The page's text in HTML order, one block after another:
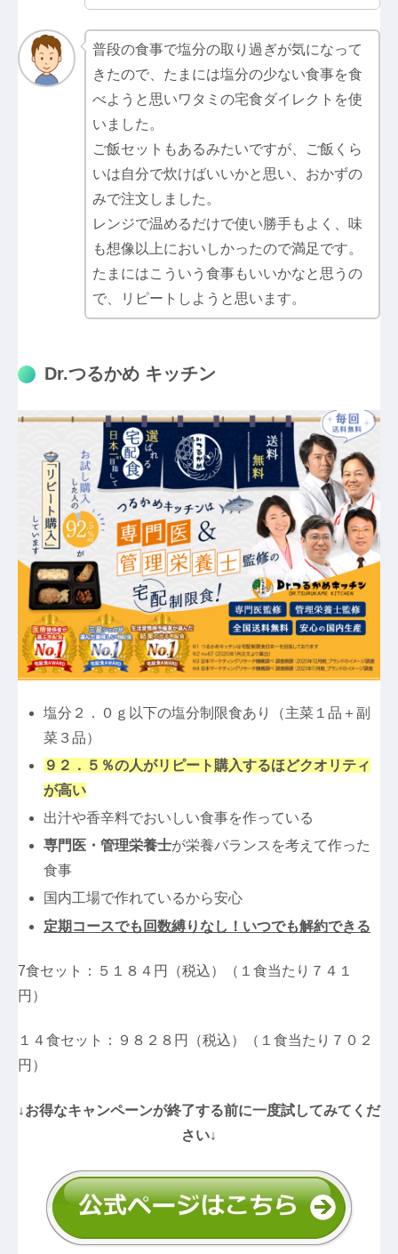
普段の食事で塩分の取り過ぎが気になって
きたので、たまには塩分の少ない食事を食
べようと思いワタミの宅食ダイレクトを使
いました。
ご飯セットもあるみたいですが、ご飯くら
いは自分で炊けばいいかと思い、おかずの
みで注文しました。
レンジで温めるだけで使い勝手もよく、味
も想像以上においしかったので満足です。
たまにはこういう食事もいいかなと思うの
で、リピートしようと思います。
Dr.つるかめ キッチン
塩分２．０ｇ以下の塩分制限食あり（主菜１品＋副
菜３品）
９２．５％の人がリピート購入するほどクオリティ
が高い
出汁や香辛料でおいしい食事を作っている
専門医・管理栄養士が栄養バランスを考えて作った
食事
国内工場で作れているから安心
定期コースでも回数縛りなし！いつでも解約できる
7食セット：５１８４円（税込）（１食当たり７４１
円）
１４食セット：９８２８円（税込）（１食当たり７０２
円）
↓お得なキャンペーンが終了する前に一度試してみてくだ
さい↓